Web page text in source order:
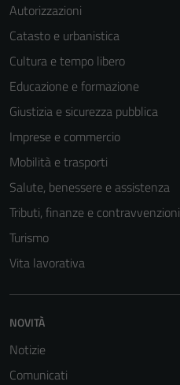
Autorizzazioni
Catasto e urbanistica
Cultura e tempo libero
Educazione e formazione
Giustizia e sicurezza pubblica
Imprese e commercio
Mobilità e trasporti
Salute, benessere e assistenza
Tributi, finanze e contravvenzioni
Turismo
Vita lavorativa
NOVITÀ
Notizie
Comunicati